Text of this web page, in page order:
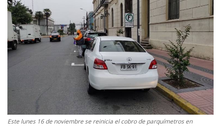
Deporte
Política
Este lunes 16 de noviembre se reinicia el cobro de parquímetros en